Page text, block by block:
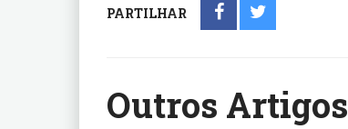
PARTILHAR
Outros Artigos